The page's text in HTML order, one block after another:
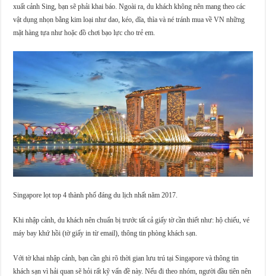
xuất cảnh Sing, bạn sẽ phải khai báo. Ngoài ra, du khách không nên mang theo các
vật dụng nhọn bằng kim loại như dao, kéo, dĩa, thìa và né tránh mua về VN những
mặt hàng tựa như hoặc đồ chơi bạo lực cho trẻ em.
Singapore lọt top 4 thành phố đáng du lịch nhất năm 2017.
Khi nhập cảnh, du khách nên chuẩn bị trước tất cả giấy tờ cần thiết như: hộ chiếu, vé
máy bay khứ hồi (tờ giấy in từ email), thông tin phòng khách sạn.
Với tờ khai nhập cảnh, bạn cần ghi rõ thời gian lưu trú tại Singapore và thông tin
khách sạn vì hải quan sẽ hỏi rất kỹ vấn đề này. Nếu đi theo nhóm, người đầu tiên nên